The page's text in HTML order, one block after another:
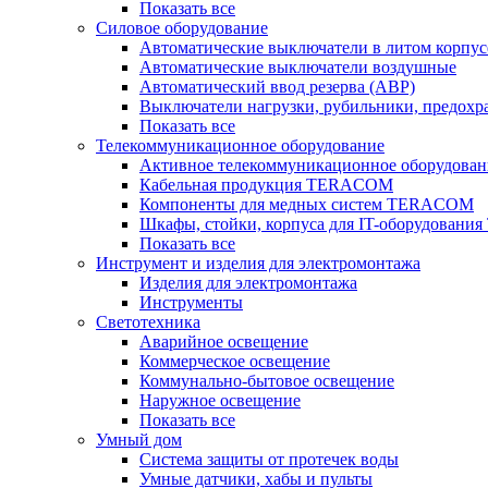
Показать все
Силовое оборудование
Автоматические выключатели в литом
Автоматические выключатели воздушные
Автоматический ввод резерва (АВР)
Выключатели нагрузки, рубильники,
Показать все
Телекоммуникационное оборудование
Активное телекоммуникационное
Кабельная продукция TERACOM
Компоненты для медных систем TERACOM
Шкафы, стойки, корпуса для IT-
Показать все
Инструмент и изделия для электромонтажа
Изделия для электромонтажа
Инструменты
Светотехника
Аварийное освещение
Коммерческое освещение
Коммунально-бытовое освещение
Наружное освещение
Показать все
Умный дом
Система защиты от протечек воды
Умные датчики, хабы и пульты